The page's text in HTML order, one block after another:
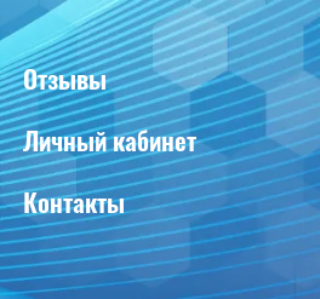
Отзывы
Личный кабинет
Контакты